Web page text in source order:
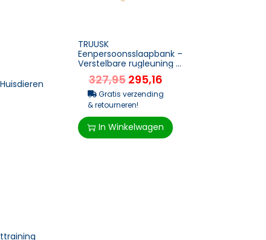
TRUUSK
Eenpersoonsslaapbank –
Verstelbare rugleuning –
Huislinnen – Imitatie
denne...
327,95 295,16
Gratis verzending
& retourneren!
In Winkelwagen